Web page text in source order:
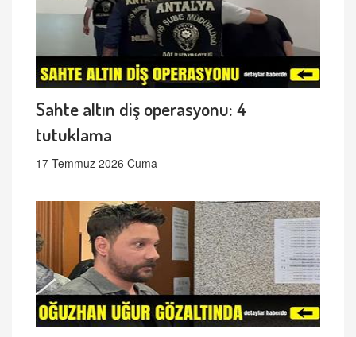
Sahte altın diş operasyonu: 4
tutuklama
17 Temmuz 2026 Cuma